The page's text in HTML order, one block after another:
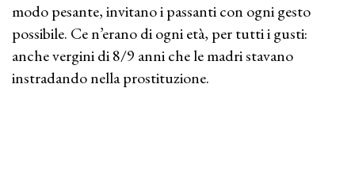
modo pesante, invitano i passanti con ogni gesto
possibile. Ce n’erano di ogni età, per tutti i gusti:
anche vergini di 8/9 anni che le madri stavano
instradando nella prostituzione.